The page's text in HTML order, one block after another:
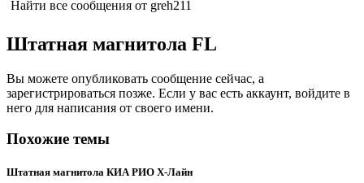
Найти все сообщения от greh211
Штатная магнитола FL
Вы можете опубликовать сообщение сейчас, а
зарегистрироваться позже. Если у вас есть аккаунт, войдите в
него для написания от своего имени.
Похожие темы
Штатная магнитола КИА РИО Х-Лайн